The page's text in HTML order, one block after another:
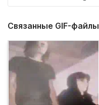
Связанные GIF-файлы